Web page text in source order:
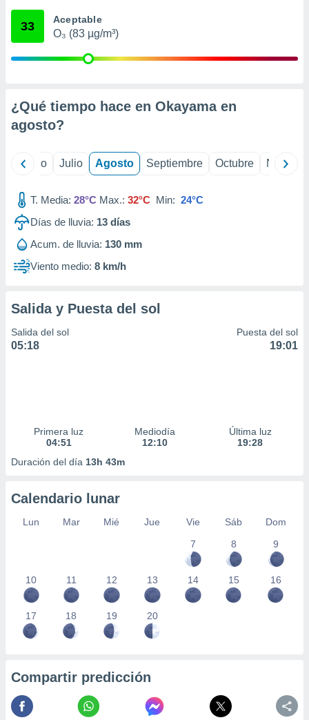
mediante
publicidad
1199
33 Aceptable
O₃ (83 µg/m³)
¿Qué tiempo hace en Okayama en
agosto?
Junio Julio Agosto Septiembre Octubre
T. Media: 28°C Max.: 32°C Min: 24°C
Días de lluvia: 13 días
Acum. de lluvia: 130 mm
Viento medio: 8 km/h
Salida y Puesta del sol
Salida del sol
05:18
Puesta del sol
19:01
Primera luz
04:51
Mediodía
12:10
Última luz
19:28
Duración del día 13h 43m
Calendario lunar
Lun Mar Mié Jue Vie Sáb
Dom
7
8 9
10 11 12 13 14 15 16
17 18 19 20
Compartir predicción